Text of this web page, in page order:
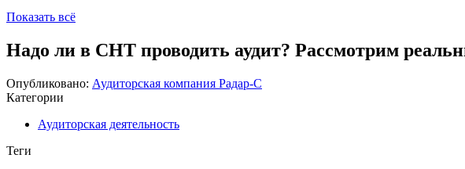
Показать всё
Надо ли в СНТ проводить аудит? Рассмотрим
Опубликовано: Аудиторская компания Радар-С
Категории
Аудиторская деятельность
Теги